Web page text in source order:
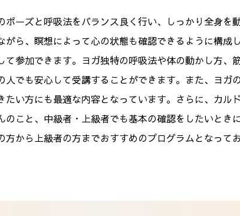
ーズと呼吸法をバランス良く行い、しっかり全身を
ら、瞑想によって心の状態も確認できるように構成
参加できます。ヨガ独特の呼吸法や体の動かし方、
でも安心して受講することができます。また、ヨガ
い方にも最適な内容となっています。さらに、カル
こと、中級者・上級者でも基本の確認をしたいとき
から上級者の方までおすすめのプログラムとなって